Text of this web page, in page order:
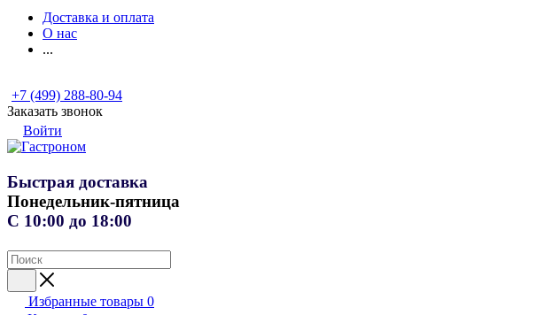
Доставка и оплата
О нас
...
+7 (499) 288-80-94
Заказать звонок
Войти
Быстрая доставка
Понедельник-пятница
С 10:00 до 18:00
Избранные товары 0